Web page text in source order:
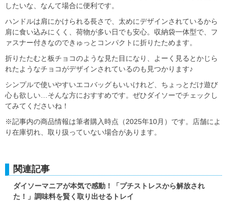
したいな、なんて場合に便利です。
ハンドルは肩にかけられる長さで、太めにデザインされているから
肩に食い込みにくく、荷物が多い日でも安心。収納袋一体型で、フ
ァスナー付きなのできゅっとコンパクトに折りたためます。
折りたたむと板チョコのような見た目になり、よーく見るとかじら
れたようなチョコがデザインされているのも見つかります♪
シンプルで使いやすいエコバッグもいいけれど、ちょっとだけ遊び
心も欲しい…そんな方におすすめです。ぜひダイソーでチェックし
てみてくださいね！
※記事内の商品情報は筆者購入時点（2025年10月）です。店舗によ
り在庫切れ、取り扱っていない場合があります。
関連記事
ダイソーマニアが本気で感動！「プチストレスから解放され
た！」調味料を賢く取り出せるトレイ